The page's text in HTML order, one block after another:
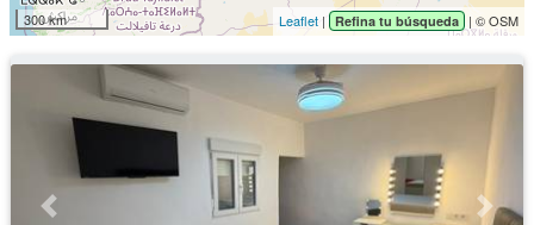
300 km Leaflet | Refina tu búsqueda | © OSM